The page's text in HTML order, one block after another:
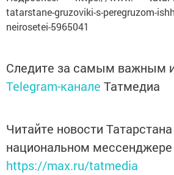
tatarstane-gruzoviki-s-peregruzom-
neirosetei-5965041
Следите за самым важным
Telegram-канале Татмедиа
Читайте новости
национальном
https://max.ru/tatmedia